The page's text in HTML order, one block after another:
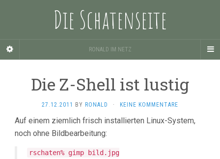
Die Schatenseite
RONALD IM NETZ
Die Z-Shell ist lustig
27.12.2011 BY RONALD · KEINE KOMMENTARE
Auf einem ziemlich frisch installierten Linux-System,
noch ohne Bildbearbeitung:
rschaten% gimp bild.jpg